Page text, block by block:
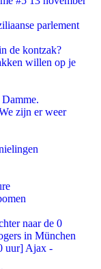
parlement
de kontzak?
willen op je
zijn er weer
naar de 0
in München
uur] Ajax -